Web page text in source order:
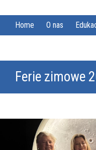
Home O nas
Ferie zimowe